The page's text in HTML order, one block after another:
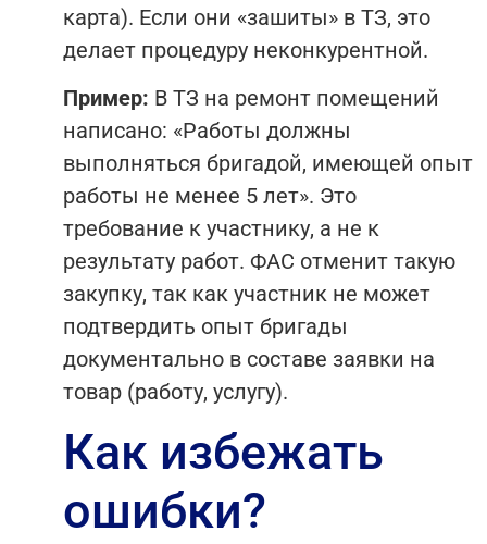
карта). Если они «зашиты» в ТЗ, это
делает процедуру неконкурентной.
Пример: В ТЗ на ремонт помещений
написано: «Работы должны
выполняться бригадой, имеющей опыт
работы не менее 5 лет». Это
требование к участнику, а не к
результату работ. ФАС отменит такую
закупку, так как участник не может
подтвердить опыт бригады
документально в составе заявки на
товар (работу, услугу).
Как избежать
ошибки?